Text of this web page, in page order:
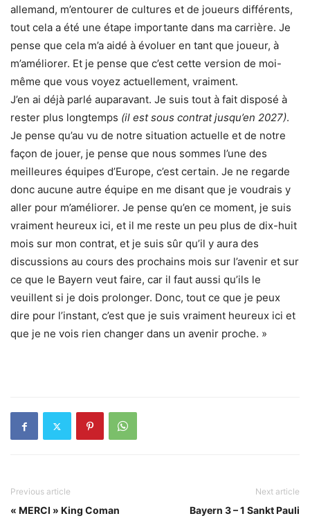
allemand, m’entourer de cultures et de joueurs différents,
tout cela a été une étape importante dans ma carrière. Je
pense que cela m’a aidé à évoluer en tant que joueur, à
m’améliorer. Et je pense que c’est cette version de moi-
même que vous voyez actuellement, vraiment.
J’en ai déjà parlé auparavant. Je suis tout à fait disposé à
rester plus longtemps (il est sous contrat jusqu’en 2027).
Je pense qu’au vu de notre situation actuelle et de notre
façon de jouer, je pense que nous sommes l’une des
meilleures équipes d’Europe, c’est certain. Je ne regarde
donc aucune autre équipe en me disant que je voudrais y
aller pour m’améliorer. Je pense qu’en ce moment, je suis
vraiment heureux ici, et il me reste un peu plus de dix-huit
mois sur mon contrat, et je suis sûr qu’il y aura des
discussions au cours des prochains mois sur l’avenir et sur
ce que le Bayern veut faire, car il faut aussi qu’ils le
veuillent si je dois prolonger. Donc, tout ce que je peux
dire pour l’instant, c’est que je suis vraiment heureux ici et
que je ne vois rien changer dans un avenir proche. »
Previous article
« MERCI » King Coman
Next article
Bayern 3 – 1 Sankt Pauli